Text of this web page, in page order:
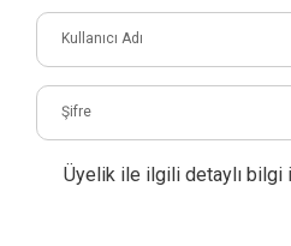
Üyelik ile ilgili detaylı bilgi